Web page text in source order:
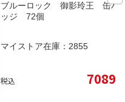
ブルーロック 御影玲王 缶バ
ッジ 72個
マイストア在庫： 2855
税込 7089